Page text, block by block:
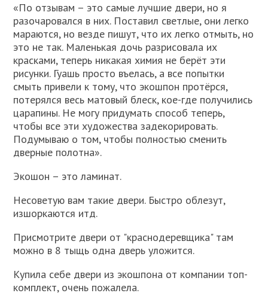
«По отзывам – это самые лучшие двери, но я
разочаровался в них. Поставил светлые, они легко
мараются, но везде пишут, что их легко отмыть, но
это не так. Маленькая дочь разрисовала их
красками, теперь никакая химия не берёт эти
рисунки. Гуашь просто въелась, а все попытки
смыть привели к тому, что экошпон протёрся,
потерялся весь матовый блеск, кое-где получились
царапины. Не могу придумать способ теперь,
чтобы все эти художества задекорировать.
Подумываю о том, чтобы полностью сменить
дверные полотна».
Экошон – это ламинат.
Несоветую вам такие двери. Быстро облезут,
изшоркаются итд.
Присмотрите двери от "краснодеревщика" там
можно в 8 тыщь одна дверь уложится.
Купила себе двери из экошпона от компании топ-
комплект, очень пожалела.